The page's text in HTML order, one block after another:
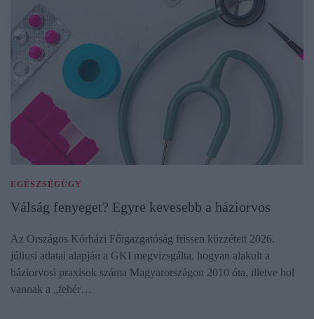
EGÉSZSÉGÜGY
Válság fenyeget? Egyre kevesebb a háziorvos
Az Országos Kórházi Főigazgatóság frissen közzétett 2026.
júliusi adatai alapján a GKI megvizsgálta, hogyan alakult a
háziorvosi praxisok száma Magyarországon 2010 óta, illetve hol
vannak a „fehér…